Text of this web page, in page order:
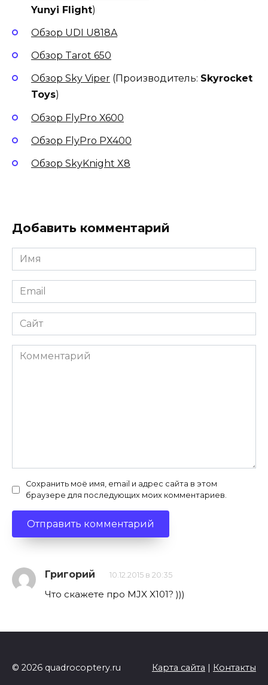
Yunyi Flight)
Обзор UDI U818A
Обзор Tarot 650
Обзор Sky Viper (Производитель: Skyrocket
Toys)
Обзор FlyPro X600
Обзор FlyPro PX400
Обзор SkyKnight X8
Добавить комментарий
Имя
*
Email
*
Сайт
Комментарий
Сохранить моё имя, email и адрес сайта в этом
браузере для последующих моих комментариев.
Григорий 10.12.2015 в 20:35
Что скажете про MJX X101? )))
© 2026 quadrocoptery.ru Карта сайта | Контакты